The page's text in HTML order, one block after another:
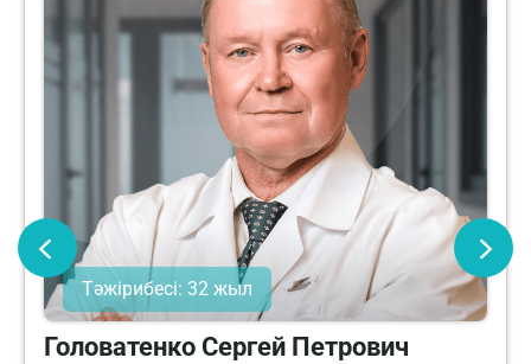
Тәжірибесі: 32 жыл
Головатенко Сергей Петрович